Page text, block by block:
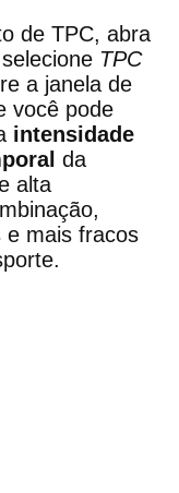
de TPC, abra
TPC
a janela de
você pode
intensidade
da
alta
e mais fracos